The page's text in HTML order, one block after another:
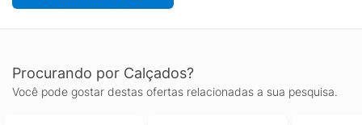
Procurando por Calçados?
Você pode gostar destas ofertas relacionadas a sua pesquisa.